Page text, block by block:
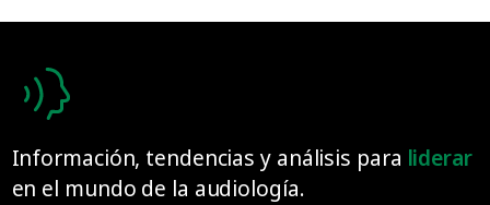
Información, tendencias y análisis para liderar
en el mundo de la audiología.